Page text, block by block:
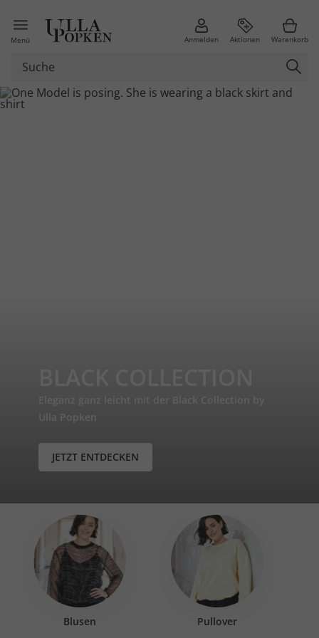
Menü Anmelden Aktionen Warenkorb
Ulla Popken
JETZT ENTDECKEN
Blusen Pullover